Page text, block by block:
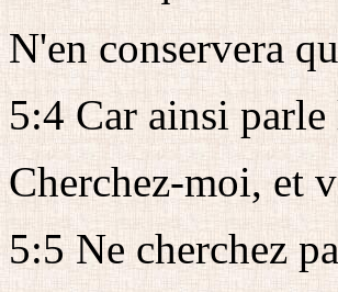
N'en conservera
5:4 Car ainsi
Cherchez-moi, et
5:5 Ne cherchez